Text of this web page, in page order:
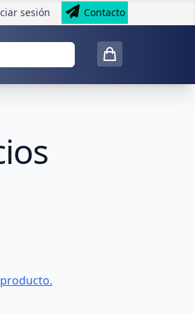
sesión Contacto